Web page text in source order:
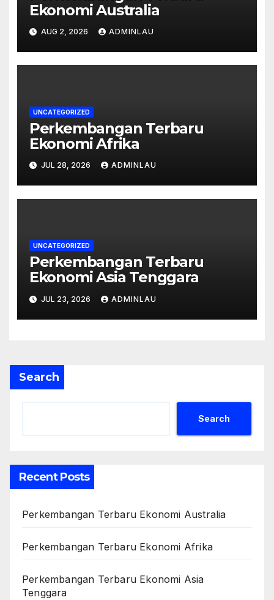
Ekonomi Australia
AUG 2, 2026 ADMINLAU
UNCATEGORIZED
Perkembangan Terbaru
Ekonomi Afrika
JUL 28, 2026 ADMINLAU
UNCATEGORIZED
Perkembangan Terbaru
Ekonomi Asia Tenggara
JUL 23, 2026 ADMINLAU
Search
Search
Recent Posts
Perkembangan Terbaru Ekonomi Australia
Perkembangan Terbaru Ekonomi Afrika
Perkembangan Terbaru Ekonomi Asia
Tenggara